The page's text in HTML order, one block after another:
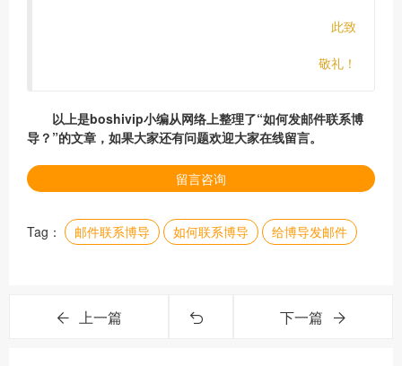
此致
敬礼！
以上是boshivip小编从网络上整理了“如何发邮件联系博
导？”的文章，如果大家还有问题欢迎大家在线留言。
留言咨询
Tag： 邮件联系博导 如何联系博导 给博导发邮件
上一篇 下一篇